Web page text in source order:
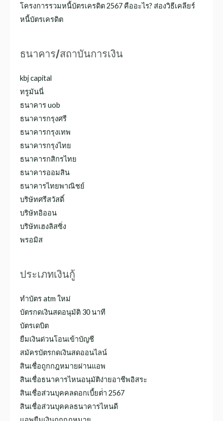
โครงการรวมหนี้บัตรเครดิต 2567 คืออะไร? ส่องวิธีเคลียร์
หนี้บัตรเครดิต
ธนาคาร/สถาบันการเงิน
kbj capital
ทรูมันนี่
ธนาคาร uob
ธนาคารกรุงศรี
ธนาคารกรุงเทพ
ธนาคารกรุงไทย
ธนาคารกสิกรไทย
ธนาคารออมสิน
ธนาคารไทยพาณิชย์
บริษัทศรีสวัสดิ์
บริษัทอิออน
บริษัทเฮงลิสซิ่ง
พรอมิส
ประเภทเงินกู้
ทําบัตร atm ใหม่
บัตรกดเงินสดอนุมัติ 30 นาที
บัตรเดบิต
ยืมเงินด่วนโอนเข้าบัญชี
สมัครบัตรกดเงินสดออนไลน์
สินเชื่อถูกกฎหมายผ่านแอพ
สินเชื่อธนาคารไหนอนุมัติง่ายอาชีพอิสระ
สินเชื่อส่วนบุคคลดอกเบี้ยต่ํา 2567
สินเชื่อส่วนบุคคลธนาคารไหนดี